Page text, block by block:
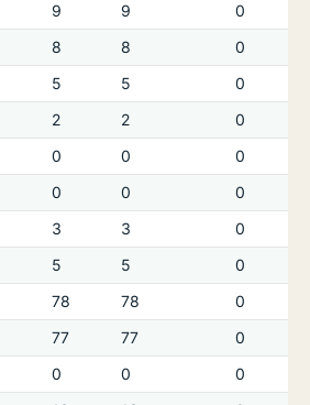
9 9
0
8 8
0
5 5
0
2 2
0
0 0
0
0 0
0
3 3
0
5 5
0
78 78
0
77 77
0
0 0
0